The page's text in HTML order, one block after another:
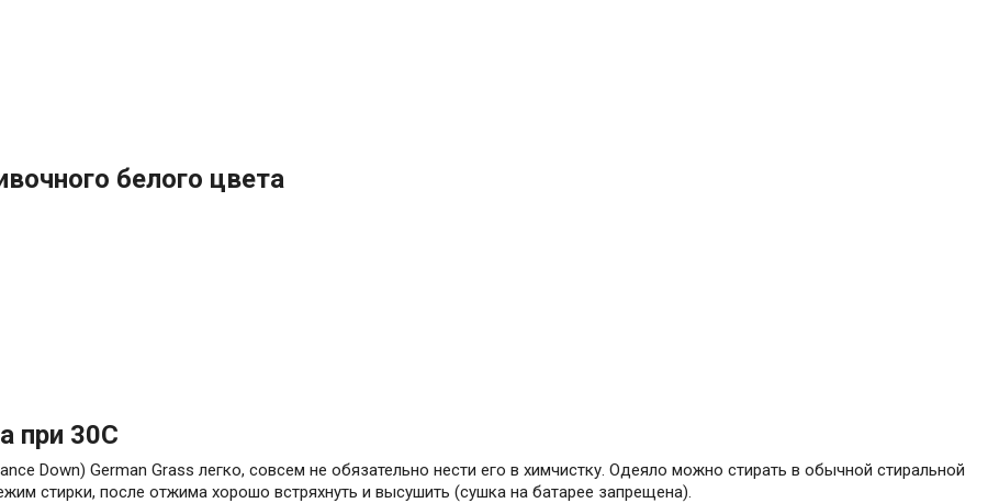
белого цвета
при 30С
Down) German Grass легко, совсем не обязательно нести его в химчистку. Одеяло можно стирать в обычной стиральной
стирки, после отжима хорошо встряхнуть и высушить (сушка на батарее запрещена).